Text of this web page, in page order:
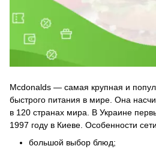
Mcdonalds — самая крупная и
быстрого питания в мире. Она
в 120 странах мира. В Украине
1997 году в Киеве. Особенности
большой выбор блюд;